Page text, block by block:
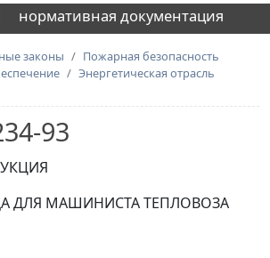
нормативная документация
законы
Пожарная безопасность
Энергетическая отрасль
93
ДЛЯ МАШИНИСТА ТЕПЛОВОЗА